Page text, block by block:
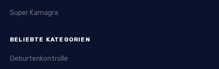
Super Kamagra
BELIEBTE KATEGORIEN
Geburtenkontrolle